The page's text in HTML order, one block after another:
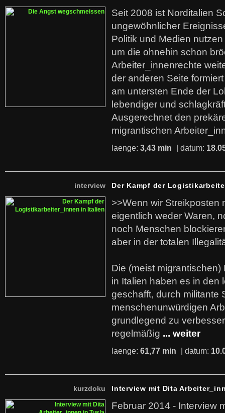
Seit 2008 ist Norditalien
ungewöhnlicher
Politik und Medien
um die ohnehin schon
Arbeiter_innenrechte
der anderen Seite
am untersten Ende der
lebendiger und
Ausgerechnet den
migrantischen
laenge: 3,43 min | datum:
interview Der Kampf der
>>Wenn wir Streikposten
eigentlich weder Waren,
noch Menschen
aber in der totalen
Die (meist
in Italien haben es in den
geschafft, durch militante
menschenunwürdigen
grundlegend zu
regelmäßig ... weiter
laenge: 61,77 min | datum:
kurzdoku Interview mit Dita
Februar 2014 - Interview